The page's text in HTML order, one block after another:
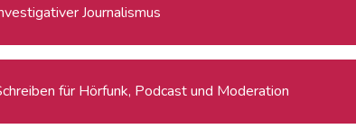
Journalismus
für Hörfunk, Podcast und Moderation